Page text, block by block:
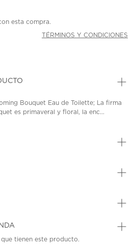
esta compra.
TÉRMINOS Y CONDICIONES
Bouquet Eau de Toilette; La firma
es primaveral y floral, la enc...
tienen este producto.